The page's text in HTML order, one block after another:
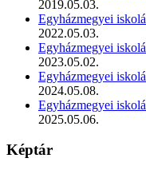
2019.05.03.
Egyházmegyei
2022.05.03.
Egyházmegyei
2023.05.02.
Egyházmegyei
2024.05.08.
Egyházmegyei
2025.05.06.
Képtár